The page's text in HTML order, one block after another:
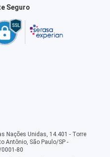
Seguro
Nações Unidas, 14.401 - Torre
Antônio, São Paulo/SP -
0001-80